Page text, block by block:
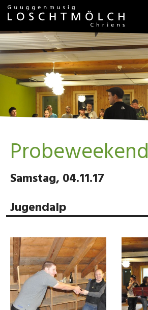
Probeweekend
Samstag, 04.11.17
Jugendalp